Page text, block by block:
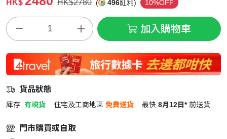
HK$ HK$2780 ( 496紅利) 10%OFF
加入購物車
貨品狀態
庫存 有現貨 住宅及工商地區 免費送貨 最快 8月12日* 前送貨
門市購買或自取